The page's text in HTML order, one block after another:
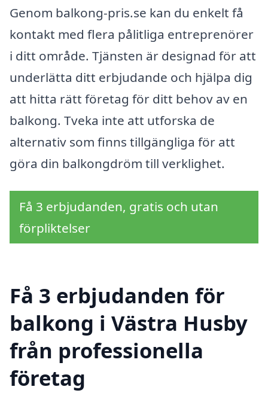
Genom balkong-pris.se kan du enkelt få
kontakt med flera pålitliga entreprenörer
i ditt område. Tjänsten är designad för att
underlätta ditt erbjudande och hjälpa dig
att hitta rätt företag för ditt behov av en
balkong. Tveka inte att utforska de
alternativ som finns tillgängliga för att
göra din balkongdröm till verklighet.
Få 3 erbjudanden, gratis och utan
förpliktelser
Få 3 erbjudanden för
balkong i Västra Husby
från professionella
företag